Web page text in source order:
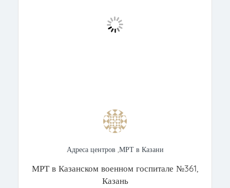
Адреса центров ,МРТ в Казани
МРТ в Казанском военном госпитале №361,
Казань